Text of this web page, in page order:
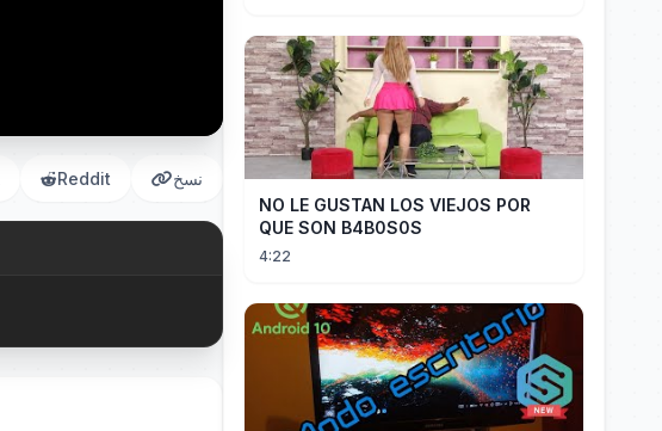
Reddit نسخ
NO LE GUSTAN LOS VIEJOS POR
QUE SON B4B0S0S
4:22